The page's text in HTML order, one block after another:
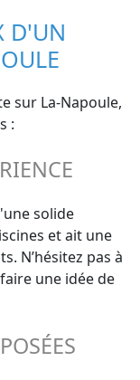
D'UN
sur La-Napoule,
:
solide
et ait une
N’hésitez pas à
une idée de